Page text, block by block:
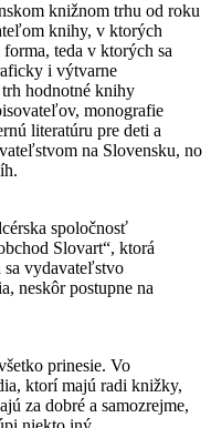
knižnom trhu od roku
knihy, v ktorých
teda v ktorých sa
i výtvarne
hodnotné knihy
monografie
literatúru pre deti a
na Slovensku, no
spoločnosť
Slovart“, ktorá
vydavateľstvo
neskôr postupne na
prinesie. Vo
ktorí majú radi knižky,
za dobré a samozrejme,